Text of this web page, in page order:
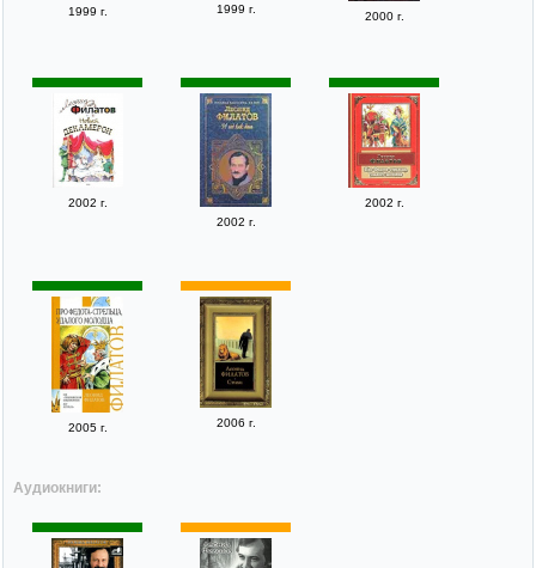
1999 г. 1999 г.
2000 г.
2002 г.
2002 г.
2002 г.
2005 г. 2006 г.
Аудиокниги: